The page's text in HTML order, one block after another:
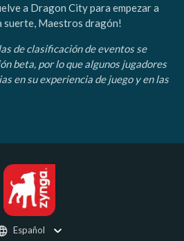
a Dragon City para empezar a
suerte, Maestros dragón!
de clasificación de eventos se
beta, por lo que algunos jugadores
en su experiencia de juego y en las
Español